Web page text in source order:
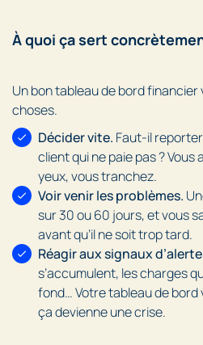
À quoi ça sert
Un bon tableau de bord
choses.
Décider vite. Faut-il
client qui ne paie pas ?
yeux, vous tranchez.
Voir venir les problèmes.
sur 30 ou 60 jours, et vous
avant qu’il ne soit trop tard.
Réagir aux signaux
s’accumulent, les charges
fond… Votre tableau de
ça devienne une crise.